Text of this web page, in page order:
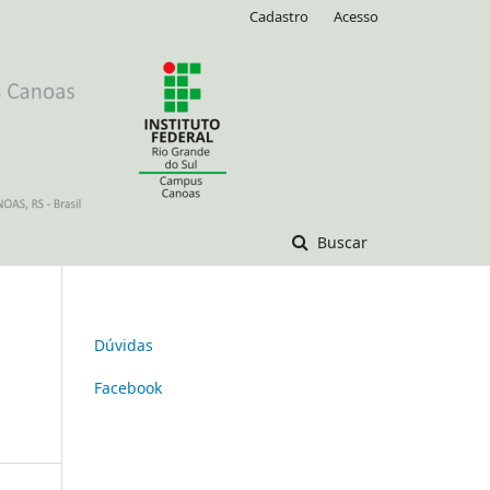
Buscar
Cadastro Acesso
Dúvidas
Facebook